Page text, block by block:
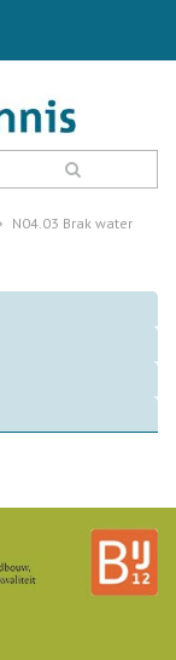
N04.03 Brak water